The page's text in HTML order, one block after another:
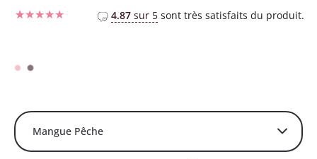
notations
4.87sur 5sont très satisfaits du produit.